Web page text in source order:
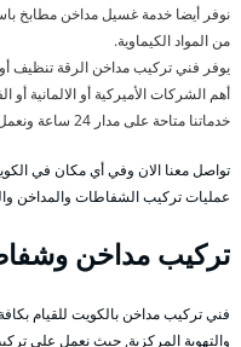
نوفر أيضا خدمة غسيل مداخن مطابخ
من المواد الكيماوية.
يوفر فني تركيب مداخن الرقة تنظيف
أهم الشركات الأميركية أو الالمانية أو
خدماتنا متاحة على مدار 24 ساعة ونعمل بنظام دوريات مرن.
تواصل معنا الان وفي أي مكان في
عمليات تركيب الشفاطات والمداخن
تركيب مداخن
فني تركيب مداخن بالكويت للقيام
والتهوية المركزية, حيث نعمل على